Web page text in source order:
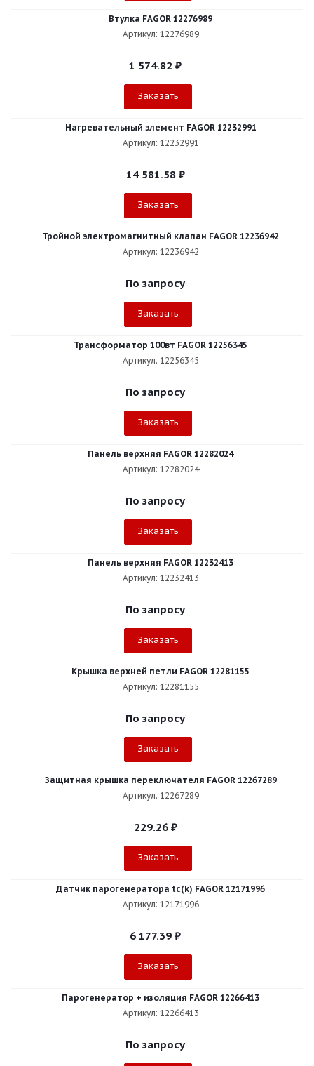
Втулка FAGOR 12276989
Артикул: 12276989
1 574.82 ₽
Заказать
Нагревательный элемент FAGOR 12232991
Артикул: 12232991
14 581.58₽
Заказать
Тройной электромагнитный клапан FAGOR 12236942
Артикул: 12236942
По запросу
Заказать
Трансформатор 100вт FAGOR 12256345
Артикул: 12256345
По запросу
Заказать
Панель верхняя FAGOR 12282024
Артикул: 12282024
По запросу
Заказать
Панель верхняя FAGOR 12232413
Артикул: 12232413
По запросу
Заказать
Крышка верхней петли FAGOR 12281155
Артикул: 12281155
По запросу
Заказать
Защитная крышка переключателя FAGOR 12267289
Артикул: 12267289
229.26₽
Заказать
Датчик парогенератора tc(k) FAGOR 12171996
Артикул: 12171996
6 177.39 ₽
Заказать
Парогенератор + изоляция FAGOR 12266413
Артикул: 12266413
По запросу